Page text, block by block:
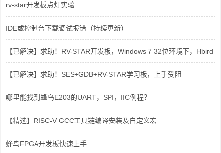
rv-star开发板点灯实验
IDE或控制台下载调试报错（持续更新）
【已解决】求助！RV-STAR开发板，Windows 7 32位环境下，
【已解决】求助！SES+GDB+RV-STAR学习板，上手受阻
哪里能找到蜂鸟E203的UART，SPI，IIC例程？
【精选】RISC-V GCC工具链编译安装及自定义宏
蜂鸟FPGA开发板快速上手